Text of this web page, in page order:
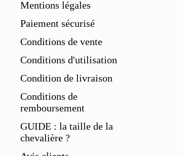
Mentions légales
Paiement sécurisé
Conditions de vente
Conditions d'utilisation
Condition de livraison
Conditions de
remboursement
GUIDE : la taille de la
chevalière ?